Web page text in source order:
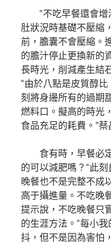
“不吃早餐還會
肚狀況時基礎不壓縮
前，膽囊不會壓縮。
的膽汁停止更換新的
長時光，削減產生結
“由於八點是皮質醇
刻將身邊所有的過期
燃料口。擬高的時光
食品充足的耗費。”蔡
食有時，早餐必
的可以減肥嗎？“此
晚餐也不是完整不成
高于攝進量。不吃晚
提示說，不吃晚餐只
的生涯方法。“每小
抖，但不是因為害怕